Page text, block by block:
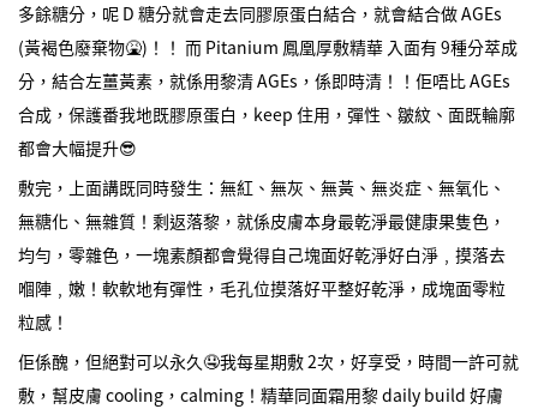
多餘糖分，呢 D 糖分就會走去同膠原蛋白結合，就會結合做 AGEs
(黃褐色廢棄物🤮)！！ 而 Pitanium 鳳凰厚敷精華 入面有 9種分萃成
分，結合左薑黃素，就係用黎清 AGEs，係即時清！！佢唔比 AGEs
合成，保護番我地既膠原蛋白，keep 住用，彈性、皺紋、面既輪廓
都會大幅提升😎
敷完，上面講既同時發生：無紅、無灰、無黃、無炎症、無氧化、
無糖化、無雜質！剩返落黎，就係皮膚本身最乾淨最健康果隻色，
均勻，零雜色，一塊素顏都會覺得自己塊面好乾淨好白淨﹐摸落去
嗰陣﹐嫩！軟軟地有彈性，毛孔位摸落好平整好乾淨，成塊面零粒
粒感！
佢係醜，但絕對可以永久🤤我每星期敷 2次，好享受，時間一許可就
敷，幫皮膚 cooling，calming！精華同面霜用黎 daily build 好膚